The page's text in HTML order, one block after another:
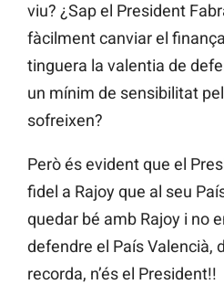
viu? ¿Sap el President
fàcilment canviar el
tinguera la valentia de
un mínim de sensibilitat
sofreixen?
Però és evident que el
fidel a Rajoy que al seu
quedar bé amb Rajoy i no
defendre el País Valencià,
recorda, n’és el President!!